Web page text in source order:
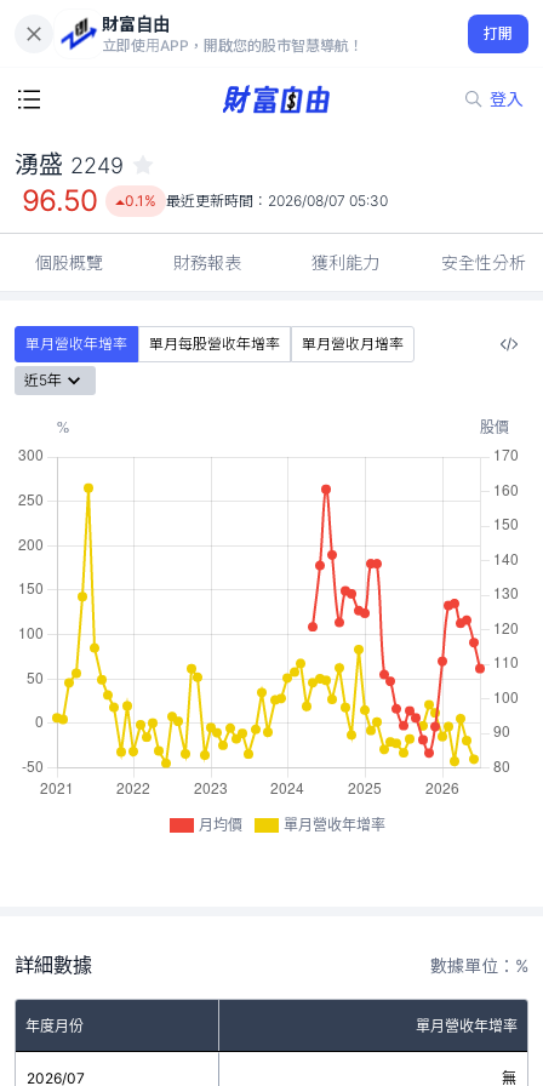
財富自由
立即使用APP，開啟您的股市智慧導航！
打開
登入
96.50
0.1%
湧盛 2249
96.50 0.1% 最近更新時間： 2026/08/07 05:30
個股概覽 財務報表 獲利能力 安全性分析
單月營收年增率 單月每股營收年增率
單月營收月增率
近5年
月均價 單月營收年增率
詳細數據 數據單位：%
年度月份 單月營收年增率
2026/07 無